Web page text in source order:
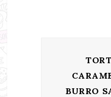
BURRO